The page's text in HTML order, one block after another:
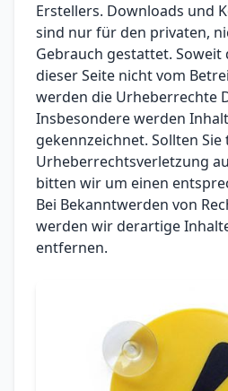
Erstellers. Downloads und
sind nur für den privaten,
Gebrauch gestattet. Soweit
dieser Seite nicht vom
werden die Urheberrechte
Insbesondere werden
gekennzeichnet. Sollten
Urheberrechtsverletzung
bitten wir um einen
Bei Bekanntwerden von
werden wir derartige
entfernen.